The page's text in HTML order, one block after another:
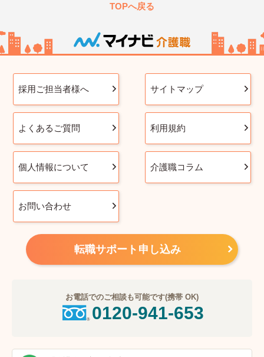
TOPへ戻る
採用ご担当者様へ サイトマップ
よくあるご質問 利用規約
個人情報について 介護職コラム
お問い合わせ
転職サポート申し込み
お電話でのご相談も可能です(携帯 OK)
0120-941-653